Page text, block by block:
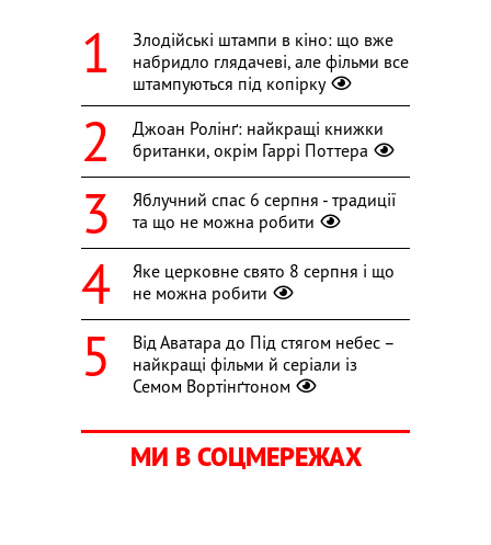
Злодійські штампи в кіно: що вже
набридло глядачеві, але фільми все
штампуються під копірку
Джоан Ролінґ: найкращі книжки
британки, окрім Гаррі Поттера
Яблучний спас 6 серпня - традиції
та що не можна робити
Яке церковне свято 8 серпня і що
не можна робити
Від Аватара до Під стягом небес –
найкращі фільми й серіали із
Семом Вортінґтоном
МИ В СОЦМЕРЕЖАХ